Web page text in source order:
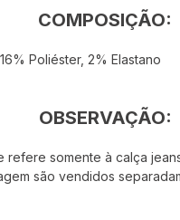
COMPOSIÇÃO:
Poliéster, 2% Elastano
OBSERVAÇÃO:
refere somente à calça
são vendidos